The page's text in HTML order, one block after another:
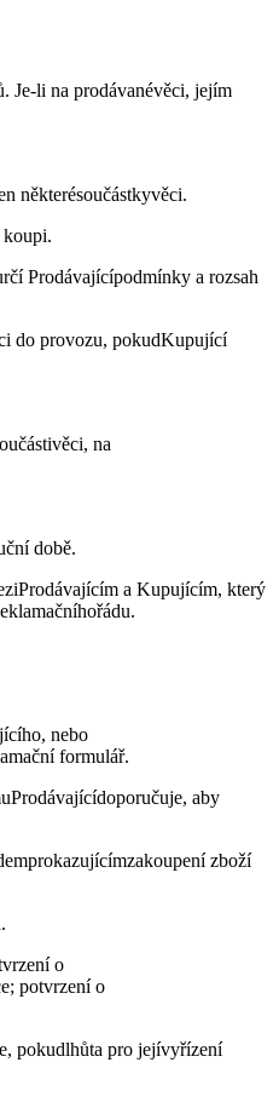
Je-li na prodávanévěci, jejím
některésoučástkyvěci.
koupi.
Prodávajícípodmínky a rozsah
do provozu, pokudKupující
na
době.
a Kupujícím, který
nebo
formulář.
aby
zboží
o
potvrzení o
pokudlhůta pro jejívyřízení